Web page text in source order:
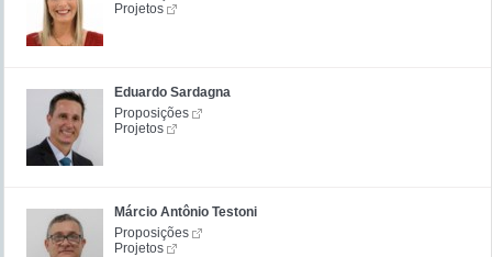
Projetos
Eduardo Sardagna
Proposições
Projetos
Márcio Antônio Testoni
Proposições
Projetos